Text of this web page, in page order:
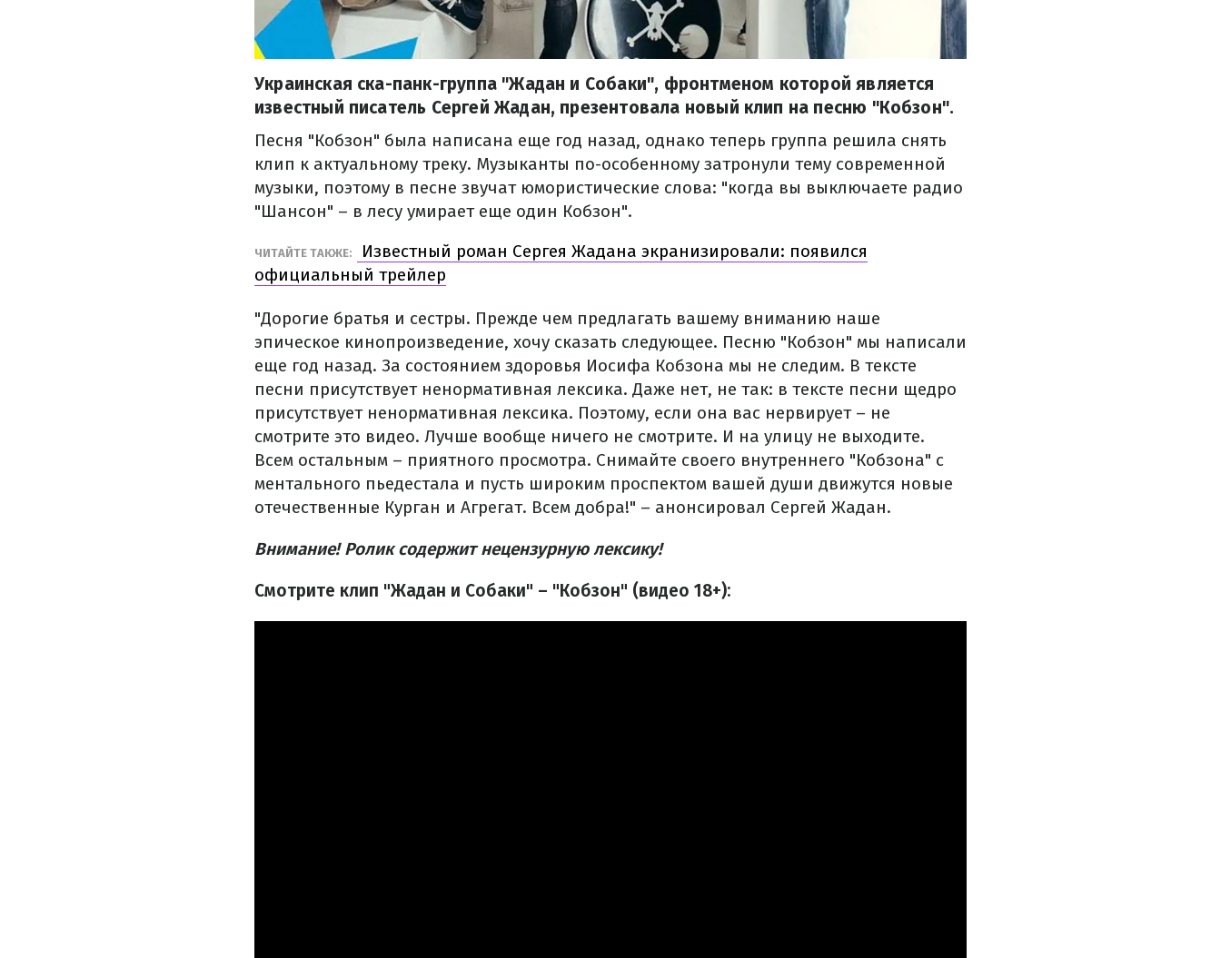
Украинская ска-панк-группа "Жадан и Собаки", фронтменом которой является
известный писатель Сергей Жадан, презентовала новый клип на песню "Кобзон".
Песня "Кобзон" была написана еще год назад, однако теперь группа решила снять
клип к актуальному треку. Музыканты по-особенному затронули тему современной
музыки, поэтому в песне звучат юмористические слова: "когда вы выключаете радио
"Шансон" – в лесу умирает еще один Кобзон".
ЧИТАЙТЕ ТАКЖЕ:
Известный роман Сергея Жадана экранизировали: появился
официальный трейлер
"Дорогие братья и сестры. Прежде чем предлагать вашему вниманию наше
эпическое кинопроизведение, хочу сказать следующее. Песню "Кобзон" мы написали
еще год назад. За состоянием здоровья Иосифа Кобзона мы не следим. В тексте
песни присутствует ненормативная лексика. Даже нет, не так: в тексте песни щедро
присутствует ненормативная лексика. Поэтому, если она вас нервирует – не
смотрите это видео. Лучше вообще ничего не смотрите. И на улицу не выходите.
Всем остальным – приятного просмотра. Снимайте своего внутреннего "Кобзона" с
ментального пьедестала и пусть широким проспектом вашей души движутся новые
отечественные Курган и Агрегат. Всем добра!" – анонсировал Сергей Жадан.
Внимание! Ролик содержит нецензурную лексику!
Смотрите клип "Жадан и Собаки" – "Кобзон" (видео 18+):